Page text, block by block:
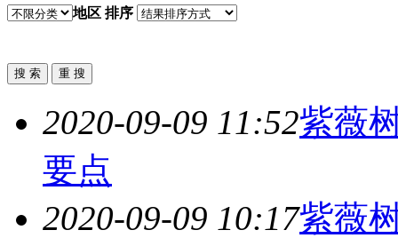
地区 排序
2020-09-09 11:52紫薇
要点
2020-09-09 10:17紫薇